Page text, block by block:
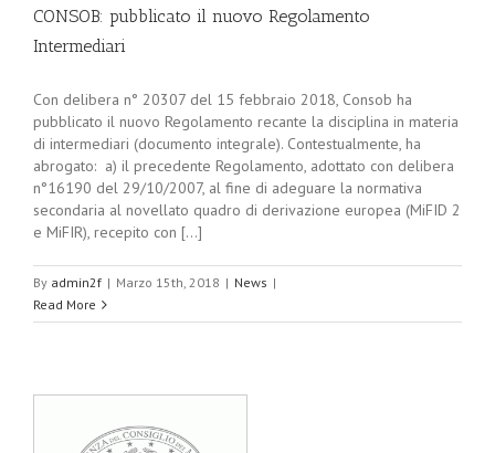
CONSOB: pubblicato il nuovo Regolamento
Intermediari
Con delibera n° 20307 del 15 febbraio 2018, Consob ha
pubblicato il nuovo Regolamento recante la disciplina in materia
di intermediari (documento integrale). Contestualmente, ha
abrogato: a) il precedente Regolamento, adottato con delibera
n°16190 del 29/10/2007, al fine di adeguare la normativa
secondaria al novellato quadro di derivazione europea (MiFID 2
e MiFIR), recepito con [...]
By admin2f | Marzo 15th, 2018 | News |
Read More